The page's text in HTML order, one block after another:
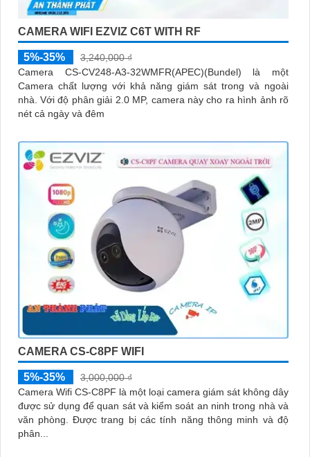
CAMERA WIFI EZVIZ C6T WITH RF
5%-35%
3,240,000 ₫
Camera CS-CV248-A3-32WMFR(APEC)(Bundel) là một
Camera chất lượng với khả năng giám sát trong và ngoài
nhà. Với độ phân giải 2.0 MP, camera này cho ra hình ảnh rõ
nét cả ngày và đêm
CAMERA CS-C8PF WIFI
5%-35%
3,000,000 ₫
Camera Wifi CS-C8PF là một loại camera giám sát không dây
được sử dụng để quan sát và kiểm soát an ninh trong nhà và
văn phòng. Được trang bị các tính năng thông minh và độ
phân...